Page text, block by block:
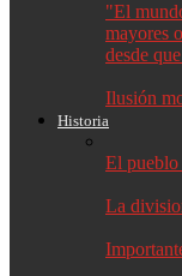
"El
mayores
desde
Ilusión
Historia
El pueblo
La